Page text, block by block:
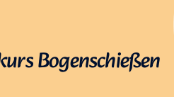
Bogenschießen